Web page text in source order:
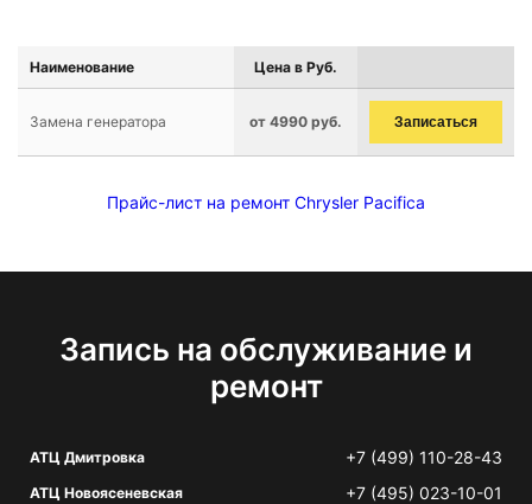
Наименование Цена в Руб.
Замена генератора от 4990 руб. Записаться
Прайс-лист на ремонт Chrysler Pacifica
Запись на обслуживание и
ремонт
АТЦ Дмитровка +7 (499) 110-28-43
АТЦ Новоясеневская +7 (495) 023-10-01